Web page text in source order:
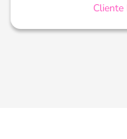
Cliente